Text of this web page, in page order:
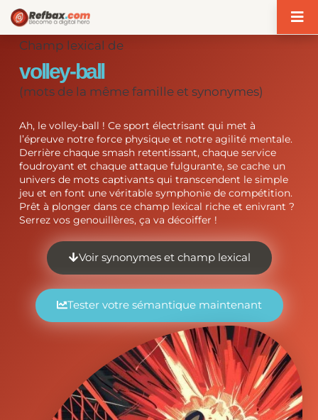
Champ lexical de
volley-ball
(mots de la même famille et synonymes)
Ah, le volley-ball ! Ce sport électrisant qui met à
l’épreuve notre force physique et notre agilité mentale.
Derrière chaque smash retentissant, chaque service
foudroyant et chaque attaque fulgurante, se cache un
univers de mots captivants qui transcendent le simple
jeu et en font une véritable symphonie de compétition.
Prêt à plonger dans ce champ lexical riche et enivrant ?
Serrez vos genouillères, ça va décoiffer !
Voir synonymes et champ lexical
Tester votre sémantique maintenant
Panneau de gestion des cookies